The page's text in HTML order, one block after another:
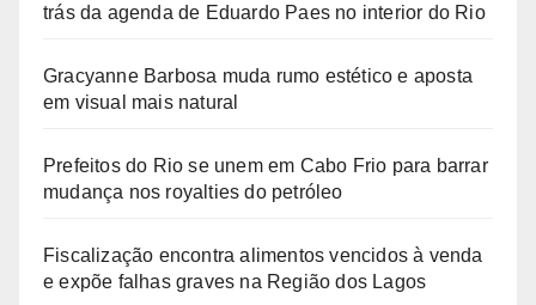
trás da agenda de Eduardo Paes no interior do Rio
Gracyanne Barbosa muda rumo estético e aposta
em visual mais natural
Prefeitos do Rio se unem em Cabo Frio para barrar
mudança nos royalties do petróleo
Fiscalização encontra alimentos vencidos à venda
e expõe falhas graves na Região dos Lagos